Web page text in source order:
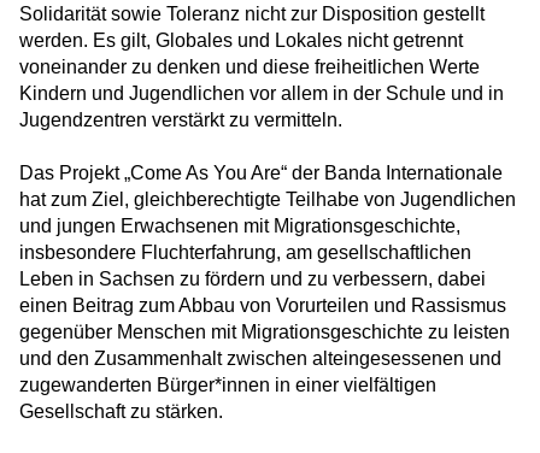
Solidarität sowie Toleranz nicht zur Disposition gestellt
werden. Es gilt, Globales und Lokales nicht getrennt
voneinander zu denken und diese freiheitlichen Werte
Kindern und Jugendlichen vor allem in der Schule und in
Jugendzentren verstärkt zu vermitteln.
Das Projekt „Come As You Are“ der Banda Internationale
hat zum Ziel, gleichberechtigte Teilhabe von Jugendlichen
und jungen Erwachsenen mit Migrationsgeschichte,
insbesondere Fluchterfahrung, am gesellschaftlichen
Leben in Sachsen zu fördern und zu verbessern, dabei
einen Beitrag zum Abbau von Vorurteilen und Rassismus
gegenüber Menschen mit Migrationsgeschichte zu leisten
und den Zusammenhalt zwischen alteingesessenen und
zugewanderten Bürger*innen in einer vielfältigen
Gesellschaft zu stärken.